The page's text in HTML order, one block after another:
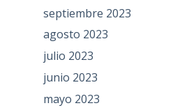
septiembre 2023
agosto 2023
julio 2023
junio 2023
mayo 2023